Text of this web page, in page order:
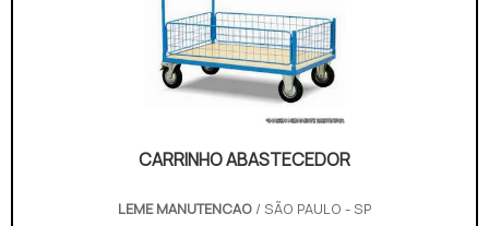
CARRINHO ABASTECEDOR
LEME MANUTENCAO/ SÃO PAULO - SP